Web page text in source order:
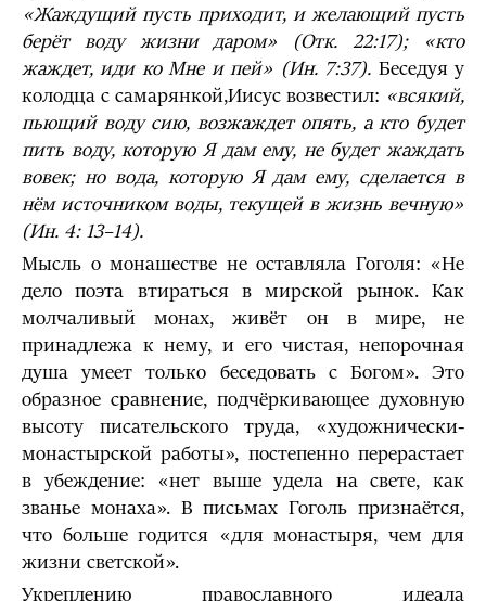
«Жаждущий пусть приходит, и желающий пусть
берёт воду жизни даром»
(Отк. 22:17);
«кто
жаждет, иди ко Мне и пей» (Ин. 7:37). Беседуя у
колодца с самарянкой,Иисус возвестил: «всякий,
пьющий воду сию, возжаждет опять, а кто будет
пить воду, которую Я дам ему, не будет жаждать
вовек; но вода, которую Я дам ему, сделается в
нём источником воды, текущей в жизнь вечную»
(Ин. 4: 13–14).
Мысль о монашестве не оставляла Гоголя: «Не
дело поэта втираться в мирской рынок. Как
молчаливый монах, живёт он в мире, не
принадлежа к нему, и его чистая, непороч­ная
душа умеет только беседовать с Богом». Это
образное сравнение, подчёрки­вающее духовную
высоту писательского труда, «художнически-
монастырской работы», постепенно перерастает
в убеждение: «нет выше удела на свете, как
званье монаха». В письмах Гоголь признаётся,
что больше годится «для монастыря, чем для
жизни светской».
Укреплению православного идеала